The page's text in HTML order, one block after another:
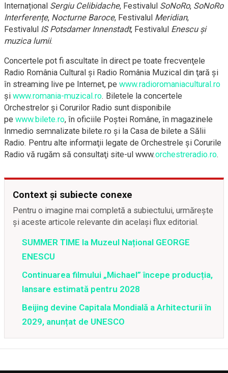
Internațional Sergiu Celibidache, Festivalul SoNoRo, SoNoRo
Interferențe, Nocturne Baroce, Festivalul Meridian,
Festivalul IS Potsdamer Innenstadt, Festivalul Enescu și
muzica lumii.
Concertele pot fi ascultate în direct pe toate frecvenţele
Radio România Cultural şi Radio România Muzical din ţară şi
în streaming live pe Internet, pe www.radioromaniacultural.ro
și www.romania-muzical.ro. Biletele la concertele
Orchestrelor şi Corurilor Radio sunt disponibile
pe www.bilete.ro, în oficiile Poştei Române, în magazinele
Inmedio semnalizate bilete.ro şi la Casa de bilete a Sălii
Radio. Pentru alte informaţii legate de Orchestrele şi Corurile
Radio vă rugăm să consultaţi site-ul www.orchestreradio.ro.
Context și subiecte conexe
Pentru o imagine mai completă a subiectului, urmărește
și aceste articole relevante din același flux editorial.
SUMMER TIME la Muzeul Național GEORGE
ENESCU
Continuarea filmului „Michael” începe producția,
lansare estimată pentru 2028
Beijing devine Capitala Mondială a Arhitecturii în
2029, anunțat de UNESCO